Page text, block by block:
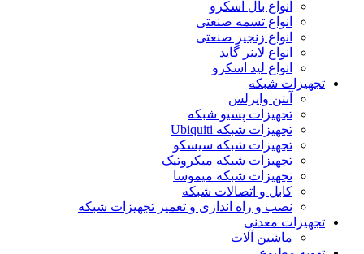
انواع بال اسکرو
انواع تسمه صنعتی
انواع زنجیر صنعتی
انواع لاینر گاید
انواع لید اسکرو
تجهیزات شبکه
آنتن وایرلس
تجهیزات پسیو شبکه
تجهیزات شبکه Ubiquiti
تجهیزات شبکه سیسکو
تجهیزات شبکه میکروتیک
تجهیزات شبکه میموسا
کابل و اتصالات شبکه
نصب و راه اندازی و تعمیر تجهیزات شبکه
تجهیزات معدنی
ماشین آلات